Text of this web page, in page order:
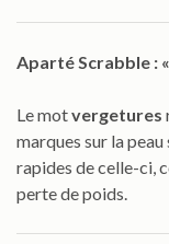
Aparté Scrabble :
Le motvergetures
marques sur la
rapides de celle-ci,
perte de poids.